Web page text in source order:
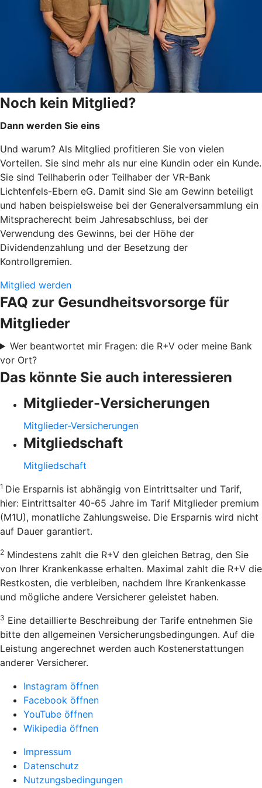
Noch kein Mitglied?
Dann werden Sie eins
Und warum? Als Mitglied profitieren Sie von vielen
Vorteilen. Sie sind mehr als nur eine Kundin oder ein Kunde.
Sie sind Teilhaberin oder Teilhaber der VR-Bank
Lichtenfels-Ebern eG. Damit sind Sie am Gewinn beteiligt
und haben beispielsweise bei der Generalversammlung ein
Mitspracherecht beim Jahresabschluss, bei der
Verwendung des Gewinns, bei der Höhe der
Dividendenzahlung und der Besetzung der
Kontrollgremien.
Mitglied werden
FAQ zur Gesundheitsvorsorge für
Mitglieder
Wer beantwortet mir Fragen: die R+V oder meine Bank
vor Ort?
Das könnte Sie auch interessieren
Mitglieder-Versicherungen
Mitglieder-Versicherungen
Mitgliedschaft
Mitgliedschaft
1 Die Ersparnis ist abhängig von Eintrittsalter und Tarif,
hier: Eintrittsalter 40-65 Jahre im Tarif Mitglieder premium
(M1U), monatliche Zahlungsweise. Die Ersparnis wird nicht
auf Dauer garantiert.
2 Mindestens zahlt die R+V den gleichen Betrag, den Sie
von Ihrer Krankenkasse erhalten. Maximal zahlt die R+V die
Restkosten, die verbleiben, nachdem Ihre Krankenkasse
und mögliche andere Versicherer geleistet haben.
3 Eine detaillierte Beschreibung der Tarife entnehmen Sie
bitte den allgemeinen Versicherungsbedingungen. Auf die
Leistung angerechnet werden auch Kostenerstattungen
anderer Versicherer.
Instagram öffnen
Facebook öffnen
YouTube öffnen
Wikipedia öffnen
Impressum
Datenschutz
Nutzungsbedingungen